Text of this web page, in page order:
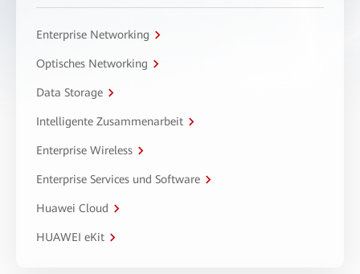
Enterprise Networking
Optisches Networking
Data Storage
Intelligente Zusammenarbeit
Enterprise Wireless
Enterprise Services und Software
Huawei Cloud
HUAWEI eKit